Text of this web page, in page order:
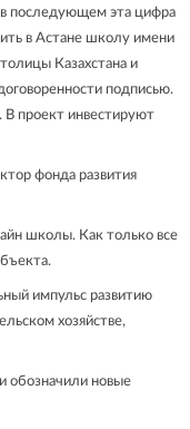
последующем эта цифра
в Астане школу имени
Казахстана и
подписью.
В проект инвестируют
фонда развития
школы. Как только все
импульс развитию
хозяйстве,
обозначили новые